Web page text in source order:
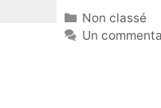
Catégories
Non classé
Un